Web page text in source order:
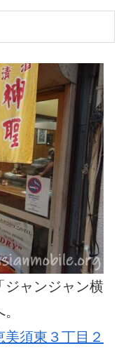
ジャンジャン横
須東３丁目２